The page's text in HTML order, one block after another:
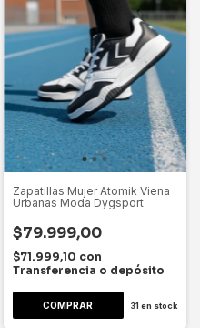
Zapatillas Mujer Atomik Viena
Urbanas Moda Dygsport
$79.999,00
$71.999,10 con
Transferencia o depósito
COMPRAR 31 en stock